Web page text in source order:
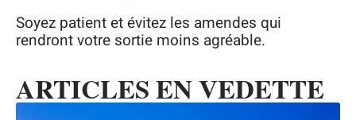
Soyez patient et évitez les amendes qui
rendront votre sortie moins agréable.
ARTICLES EN VEDETTE